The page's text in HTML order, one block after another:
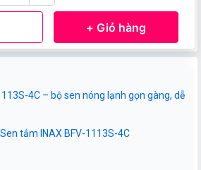
+ Giỏ hàng
4C – bộ sen nóng lạnh gọn gàng, dễ
tắm INAX BFV-1113S-4C